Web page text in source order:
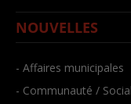
NOUVELLES
- Affaires municipales
- Communauté / Social